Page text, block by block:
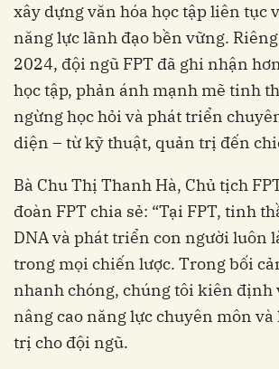
xây dựng văn hóa học tập liên tục
năng lực lãnh đạo bền vững.
2024, đội ngũ FPT đã ghi nhận
học tập, phản ánh mạnh mẽ tinh
ngừng học hỏi và phát triển
diện – từ kỹ thuật, quản trị đến
Bà Chu Thị Thanh Hà, Chủ tịch
đoàn FPT chia sẻ: “Tại FPT, tinh
DNA và phát triển con người luôn
trong mọi chiến lược. Trong bối
nhanh chóng, chúng tôi kiên định
nâng cao năng lực chuyên môn
trị cho đội ngũ.